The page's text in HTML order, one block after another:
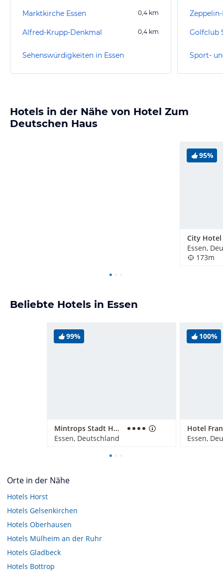
Marktkirche Essen 0,4 km
Alfred-Krupp-Denkmal 0,4 km
Sehenswürdigkeiten in Essen
Golfclub
Sport-
Hotels in der Nähe von Hotel Zum
Deutschen Haus
95%
City Hotel
Essen,
173m
Beliebte Hotels in Essen
99%
Mintrops Stadt Hotel Margarethenhöhe
Essen, Deutschland
100%
Hotel
Essen,
Orte in der Nähe
Hotels Horst
Hotels Gelsenkirchen
Hotels Oberhausen
Hotels Mülheim an der Ruhr
Hotels Gladbeck
Hotels Bottrop